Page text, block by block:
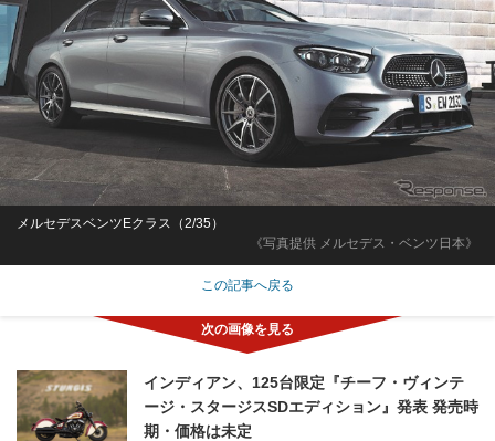
《写真提供 メルセデス・ベンツ日本》
メルセデスベンツEクラス（2/35）
この記事へ戻る
インディアン、125台限定『チーフ・ヴィンテ
ージ・スタージスSDエディション』発表 発売時
期・価格は未定